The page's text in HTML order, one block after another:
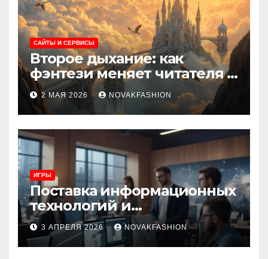
САЙТЫ И СЕРВИСЫ
Второе дыхание: как
фэнтези меняет читателя и
культуру
2 МАЯ 2026 NOVAKFASHION
ИГРЫ
Поставка информационных
технологий и
инновационные решения
3 АПРЕЛЯ 2026 NOVAKFASHION